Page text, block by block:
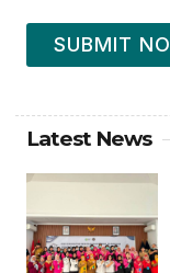
SUBMIT
Latest News